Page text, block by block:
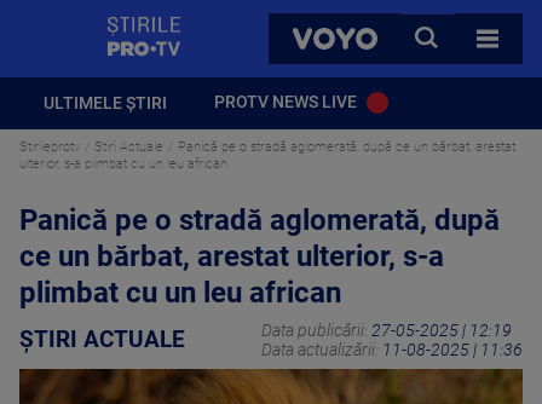
VOYO
CAUTA
TOATE
ULTIMELE ȘTIRI PROTV NEWS LIVE
Stirileprotv Știri Actuale
Panică pe o stradă aglomerată, după ce un bărbat, arestat
ulterior, s-a plimbat cu un leu african
Panică pe o stradă aglomerată, după
ce un bărbat, arestat ulterior, s-a
plimbat cu un leu african
ȘTIRI ACTUALE Data publicării: 27-05-2025 | 12:19
Data actualizării: 11-08-2025 | 11:36